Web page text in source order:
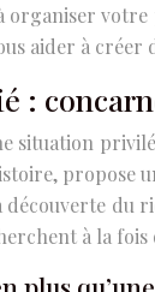
votre
aider à créer
:
situation
propose
du
à la